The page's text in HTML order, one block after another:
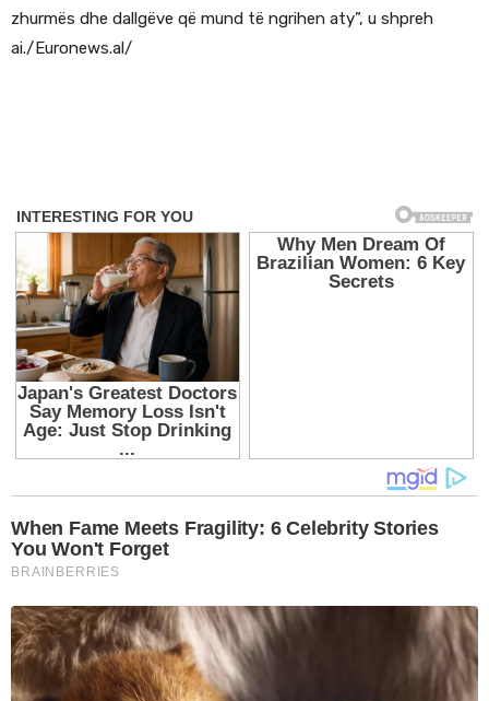
zhurmës dhe dallgëve që mund të ngrihen aty”, u shpreh
ai./Euronews.al/